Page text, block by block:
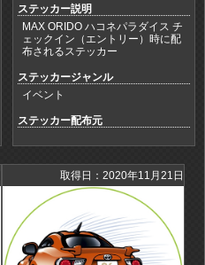
ステッカー説明
MAX ORIDO ハコネパラダイス チ
ェックイン（エントリー）時に配
布されるステッカー
ステッカージャンル
イベント
ステッカー配布元
取得日：2020年11月21日